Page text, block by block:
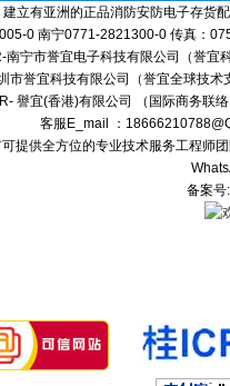
建立有亚洲的正品消防安防电子存货
0 南宁0771-2821300-0 传真：
南宁市誉宜电子科技有限公司（誉
市誉宜科技有限公司（誉宜全球技
譽宜(香港)有限公司 （国际商务联
客服E_mail ：
供全方位的专业技术服务工程师
备案